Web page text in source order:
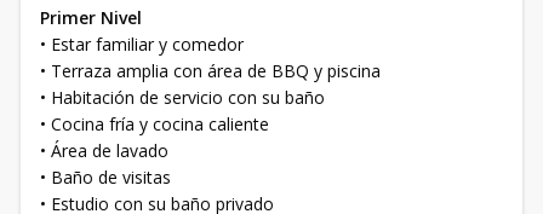
Primer Nivel
• Estar familiar y comedor
• Terraza amplia con área de BBQ y piscina
• Habitación de servicio con su baño
• Cocina fría y cocina caliente
• Área de lavado
• Baño de visitas
• Estudio con su baño privado